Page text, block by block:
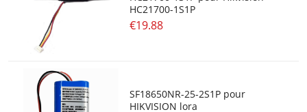
HC21700-1S1P
€19.88
SF18650NR-25-2S1P pour
HIKVISION lora